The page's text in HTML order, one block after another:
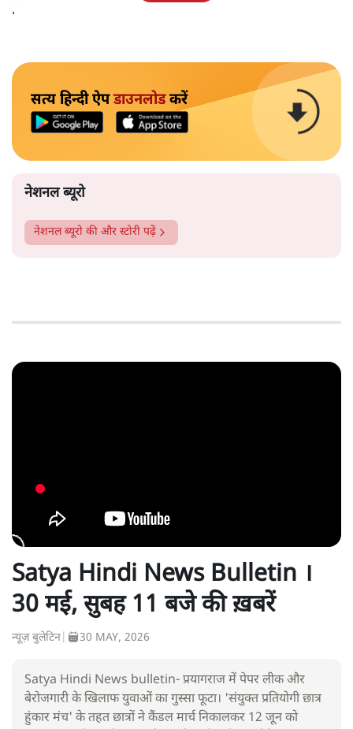
किया गया।
सत्य हिन्दी ऐपडाउनलोडकरें
नेशनल ब्यूरो
नेशनल ब्यूरो की और स्टोरी पढ़ें
Satya Hindi News Bulletin ।
30 मई, सुबह 11 बजे की ख़बरें
न्यूज़ बुलेटिन 30 MAY, 2026
Satya Hindi News bulletin- प्रयागराज में पेपर लीक और
बेरोजगारी के खिलाफ युवाओं का गुस्सा फूटा। 'संयुक्त प्रतियोगी छात्र
हुंकार मंच' के तहत छात्रों ने कैंडल मार्च निकालकर 12 जून को